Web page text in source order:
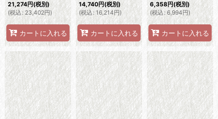
21,274円(税別)
(税込: 23,402円)
カートに入れる
14,740円(税別)
(税込: 16,214円)
カートに入れる
6,358円(税別)
(税込: 6,994円)
カートに入れる